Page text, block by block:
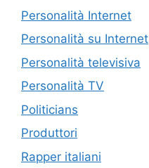
Personalità Internet
Personalità su Internet
Personalità televisiva
Personalità TV
Politicians
Produttori
Rapper italiani